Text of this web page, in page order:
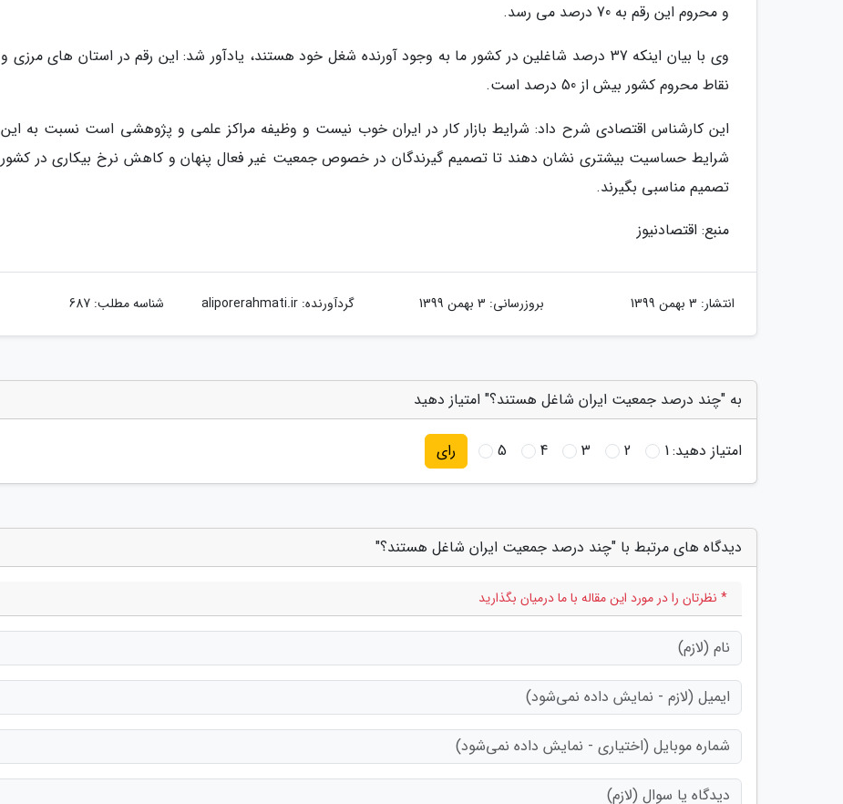
و محروم این رقم به 70 درصد می رسد.
وی با بیان اینکه 37 درصد شاغلین در کشور ما به وجود آورنده شغل خود هستند، یادآور شد: این رقم در استان های مرزی و
نقاط محروم کشور بیش از 50 درصد است.
این کارشناس اقتصادی شرح داد: شرایط بازار کار در ایران خوب نیست و وظیفه مراکز علمی و پژوهشی است نسبت به این
شرایط حساسیت بیشتری نشان دهند تا تصمیم گیرندگان در خصوص جمعیت غیر فعال پنهان و کاهش نرخ بیکاری در کشور
تصمیم مناسبی بگیرند.
منبع: اقتصادنیوز
انتشار: 3 بهمن 1399 بروزرسانی: 3 بهمن 1399 گردآورنده:aliporerahmati.ir شناسه مطلب: 687
به "چند درصد جمعیت ایران شاغل هستند؟" امتیاز دهید
امتیاز دهید:1
2
3
4
5 رای
دیدگاه های مرتبط با "چند درصد جمعیت ایران شاغل هستند؟"
* نظرتان را در مورد این مقاله با ما درمیان بگذارید